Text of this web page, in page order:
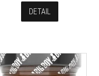
DETAIL